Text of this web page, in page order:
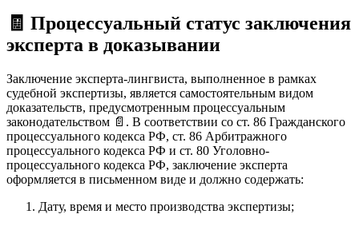
🧾 Процессуальный статус заключения
эксперта в доказывании
Заключение эксперта-лингвиста, выполненное в рамках
судебной экспертизы, является самостоятельным видом
доказательств, предусмотренным процессуальным
законодательством 📄. В соответствии со ст. 86 Гражданского
процессуального кодекса РФ, ст. 86 Арбитражного
процессуального кодекса РФ и ст. 80 Уголовно-
процессуального кодекса РФ, заключение эксперта
оформляется в письменном виде и должно содержать:
Дату, время и место производства экспертизы;